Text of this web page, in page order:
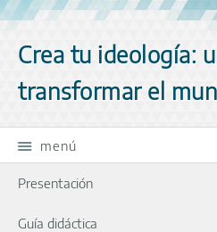
Crea tu ideología:
transformar el
menú
Presentación
Guía didáctica